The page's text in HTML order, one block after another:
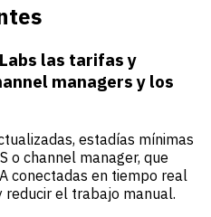
las tarifas y
managers y los
estadías mínimas
o channel manager, que
conectadas en tiempo real
el trabajo manual.